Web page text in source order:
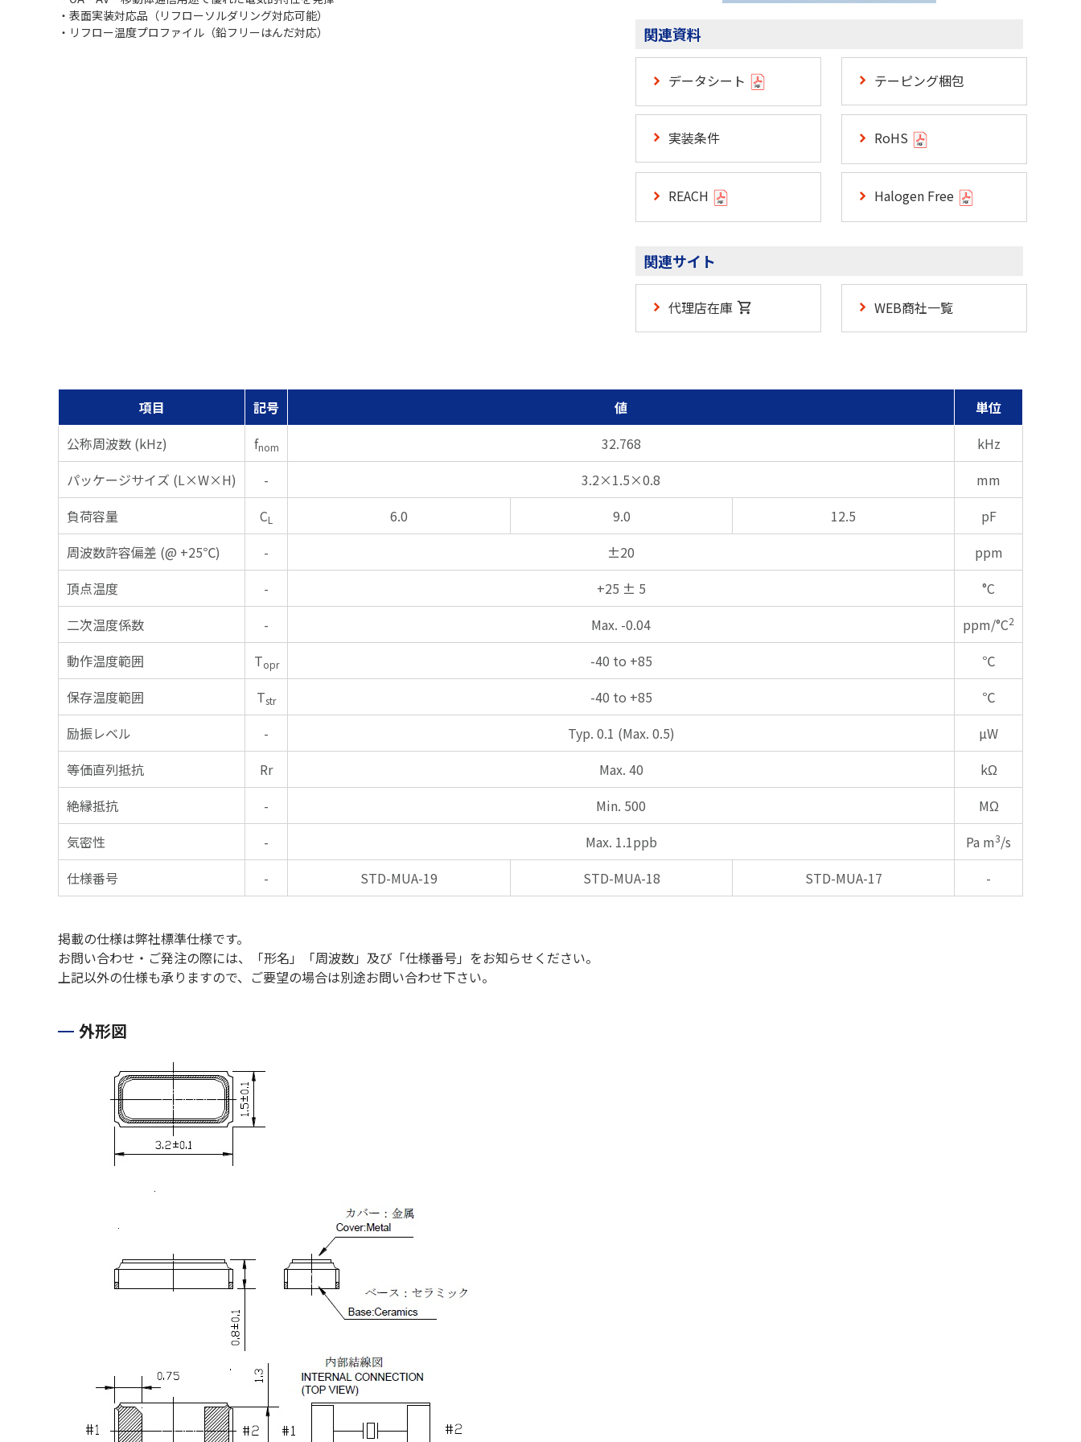
・表面実装対応品（リフローソルダリング対応可能）
・リフロー温度プロファイル（鉛フリーはんだ対応）
関連資料
データシート テーピング梱包
実装条件 RoHS
REACH Halogen Free
関連サイト
代理店在庫 WEB商社一覧
項目 記号 値
単位
公称周波数 (kHz)
fnom 32.768
kHz
パッケージサイズ (L×W×H)
- 3.2×1.5×0.8
mm
負荷容量
CL 6.0 9.0 12.5
pF
周波数許容偏差 (@ +25℃)
- ±20
ppm
頂点温度
- +25 ± 5
°C
二次温度係数
- Max. -0.04 ppm/°C2
動作温度範囲 Topr -40 to +85
℃
保存温度範囲
Tstr -40 to +85
℃
励振レベル
- Typ. 0.1 (Max. 0.5)
µW
等価直列抵抗
Rr Max. 40
kΩ
絶縁抵抗
- Min. 500
MΩ
気密性
- Max. 1.1ppb Pa m3/s
仕様番号
- STD-MUA-19 STD-MUA-18 STD-MUA-17 -
掲載の仕様は弊社標準仕様です。
お問い合わせ・ご発注の際には、「形名」「周波数」及び「仕様番号」をお知らせください。
上記以外の仕様も承りますので、ご要望の場合は別途お問い合わせ下さい。
外形図